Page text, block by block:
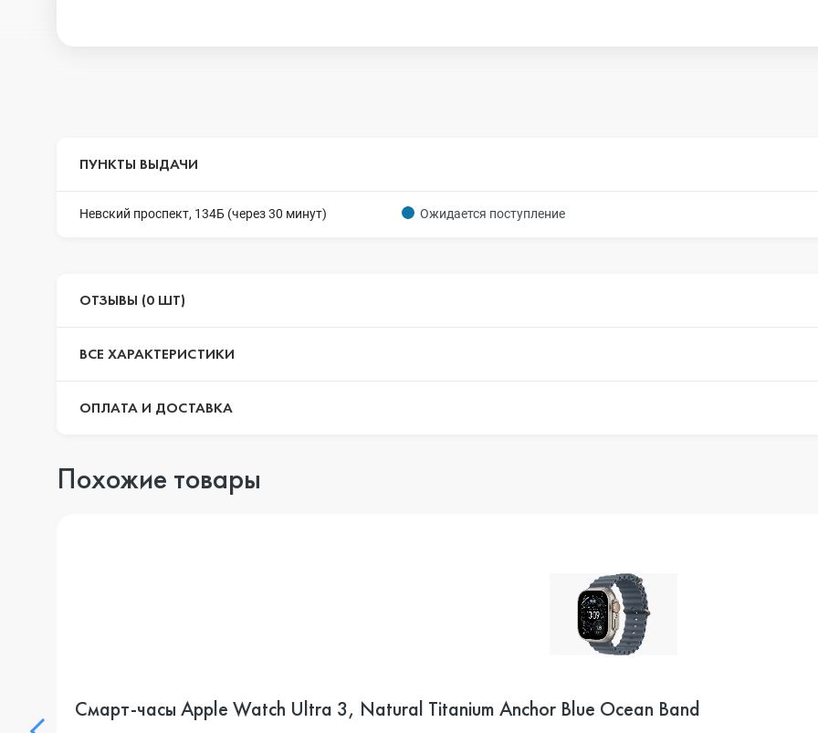
ПУНКТЫ ВЫДАЧИ
Невский проспект, 134Б (через 30 минут) Ожидается поступление
ОТЗЫВЫ (0 ШТ)
ВСЕ ХАРАКТЕРИСТИКИ
ОПЛАТА И ДОСТАВКА
Похожие товары
Смарт-часы Apple Watch Ultra 3, Natural Titanium Anchor Blue Ocean Band